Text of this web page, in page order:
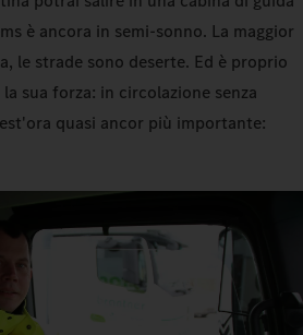
è ancora in semi-sonno. La maggior
le strade sono deserte. Ed è proprio
sua forza: in circolazione senza
quasi ancor più importante: